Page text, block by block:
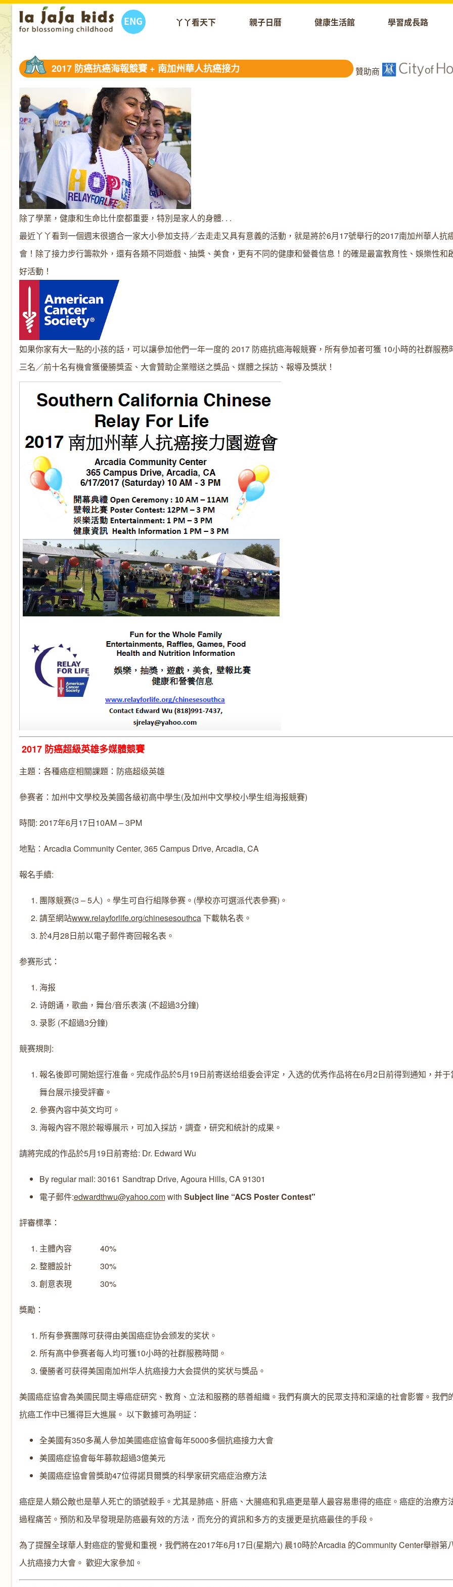
ENG 丫丫看天下 親子日曆 健康生活館 學習成長路
2017 防癌抗癌海報競賽 + 南加州華人抗癌接力 贊助商
除了學業，健康和生命比什麼都重要，特別是家人的身體. . .
最近丫丫看到一個週末很適合一家大小參加支持／去走走又具有意義的活動，就是將於6月17號舉行的2017南加州華人抗
會！除了接力步行籌款外，還有各類不同遊戲、抽獎、美食，更有不同的健康和營養信息！的確是最富教育性、娛樂性和
好活動！
如果你家有大一點的小孩的話，可以讓參加他們一年一度的 2017 防癌抗癌海報競賽，所有參加者可獲 10小時的社群服務
三名／前十名有機會獲優勝獎盃、大會贊助企業贈送之獎品、媒體之採訪、報導及獎狀！
2017 防癌超級英雄多媒體競賽
主題：各種癌症相關課題：防癌超级英雄
參赛者：加州中文學校及美國各級初高中學生(及加州中文學校小學生组海报競賽)
時間: 2017年6月17日10AM – 3PM
地點：Arcadia Community Center, 365 Campus Drive, Arcadia, CA
報名手續:
團隊競赛(3 – 5人) 。學生可自行組隊參赛。(學校亦可選派代表參赛)。
請至網站www.relayforlife.org/chinesesouthca下載執名表。
於4月28日前以電子郵件寄回報名表。
参赛形式：
海报
诗朗诵，歌曲，舞台/音乐表演 (不超過3分鐘)
录影 (不超過3分鐘)
競赛規則:
報名後即可開始逕行准备。完成作品於5月19日前寄送给组委会评定，入选的优秀作品将在6月2日前得到通知，并
舞台展示接受評審。
參赛內容中英文均可。
海報內容不限於報導展示，可加入採訪，調查，研究和統計的成果。
請將完成的作品於5月19日前寄给: Dr. Edward Wu
By regular mail: 30161 Sandtrap Drive, Agoura Hills, CA 91301
電子郵件:edwardthwu@yahoo.comwith Subject line “ACS Poster Contest"
評審標準：
主體內容 40%
整體設計 30%
創意表現 30%
獎勵：
所有參赛團隊可获得由美国癌症协会颁发的奖状。
所有高中參赛者每人均可獲10小時的社群服務時間。
優勝者可获得美国南加州华人抗癌接力大会提供的奖状与獎品。
美國癌症協會為美國民間主導癌症研究、教育、立法和服務的慈善組織。我們有廣大的民眾支持和深遠的社會影響。我們
抗癌工作中已獲得巨大進展。 以下數據可為明証：
全美國有350多萬人參加美國癌症協會每年5000多個抗癌接力大會
美國癌症協會每年募款超過3億美元
美國癌症協會曾獎助47位得諾貝爾獎的科學家研究癌症治療方法
癌症是人類公敵也是華人死亡的頭號殺手。尤其是肺癌、肝癌、大腸癌和乳癌更是華人最容易患得的癌症。癌症的治療方
過程痛苦。預防和及早發現是防癌最有效的方法，而充分的資訊和多方的支援更是抗癌最佳的手段。
為了提醒全球華人對癌症的警覺和重視，我們將在2017年6月17日(星期六) 晨10時於Arcadia 的Community Center舉辦第
人抗癌接力大會。 歡迎大家參加。